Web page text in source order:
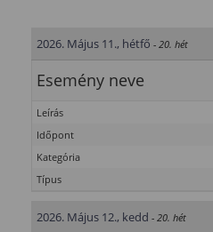
2026. Május 11., hétfő - 20. hét
Esemény neve
Leírás
Időpont
Kategória
Típus
2026. Május 12., kedd - 20. hét